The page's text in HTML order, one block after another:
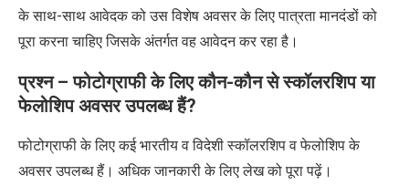
के साथ-साथ आवेदक को उस विशेष अवसर के लिए पात्रता मानदंडों को
पूरा करना चाहिए जिसके अंतर्गत वह आवेदन कर रहा है।
प्रश्न – फोटोग्राफी के लिए कौन-कौन से स्कॉलरशिप या
फेलोशिप अवसर उपलब्ध हैं?
फोटोग्राफी के लिए कई भारतीय व विदेशी स्कॉलरशिप व फेलोशिप के
अवसर उपलब्ध हैं। अधिक जानकारी के लिए लेख को पूरा पढ़ें।